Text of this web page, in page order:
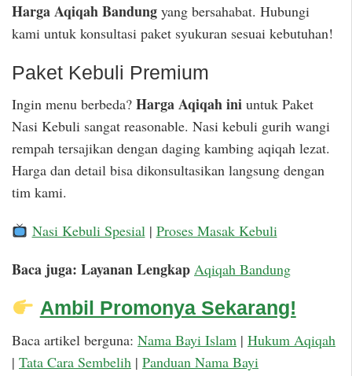
Harga Aqiqah Bandung yang bersahabat. Hubungi
kami untuk konsultasi paket syukuran sesuai kebutuhan!
Paket Kebuli Premium
Ingin menu berbeda? Harga Aqiqah ini untuk Paket
Nasi Kebuli sangat reasonable. Nasi kebuli gurih wangi
rempah tersajikan dengan daging kambing aqiqah lezat.
Harga dan detail bisa dikonsultasikan langsung dengan
tim kami.
Nasi Kebuli Spesial| Proses Masak Kebuli
Baca juga: Layanan Lengkap Aqiqah Bandung
Ambil Promonya Sekarang!
Baca artikel berguna: Nama Bayi Islam | Hukum Aqiqah
| Tata Cara Sembelih | Panduan Nama Bayi